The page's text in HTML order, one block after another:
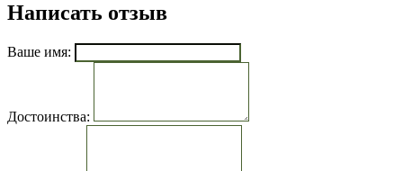
Написать отзыв
Ваше имя:
Достоинства: